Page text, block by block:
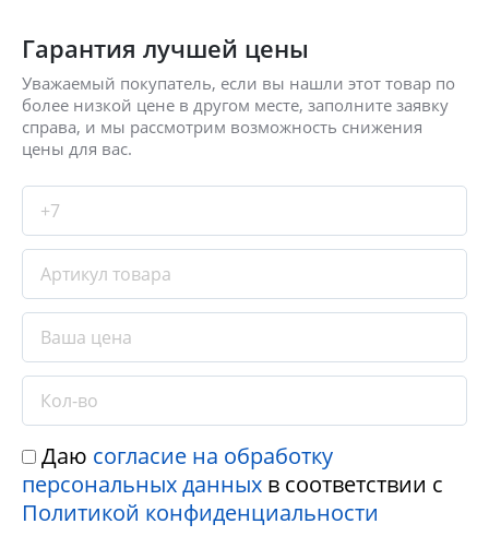
Гарантия лучшей цены
Уважаемый покупатель, если вы нашли этот товар по
более низкой цене в другом месте, заполните заявку
справа, и мы рассмотрим возможность снижения
цены для вас.
Даю согласие на обработку
персональных данных в соответствии с
Политикой конфиденциальности